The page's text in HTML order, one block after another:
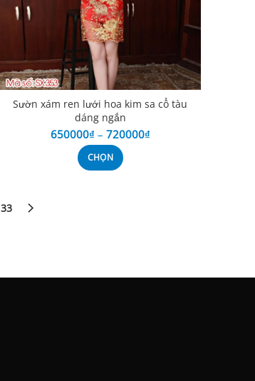
Sườn xám ren lưới hoa kim sa cổ tàu
dáng ngắn
650000₫ – 720000₫
CHỌN
33